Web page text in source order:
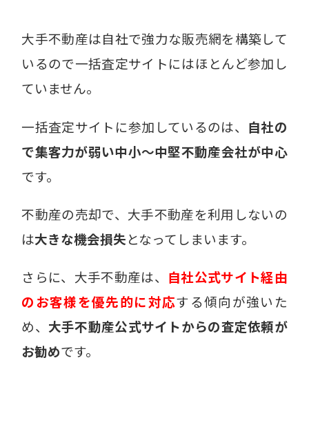
大手不動産は自社で強力な販売網を構築して
いるので一括査定サイトにはほとんど参加し
ていません。
一括査定サイトに参加しているのは、 自社の
で集客力が弱い中小〜中堅不動産会社が中心
です。
不動産の売却で、 大手不動産を利用しないの
は大きな機会損失となってしまいます。
さらに、 大手不動産は、 自社公式サイト経由
のお客様を優先的に対応する傾向が強いた
め、 大手不動産公式サイトからの査定依頼が
お勧めです。